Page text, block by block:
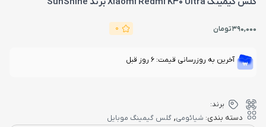
390,000تومان 0
آخرین به روزرسانی قیمت: 6 روز قبل
برند:
دسته بندی: شیائومی, گلس گیمینگ موبایل